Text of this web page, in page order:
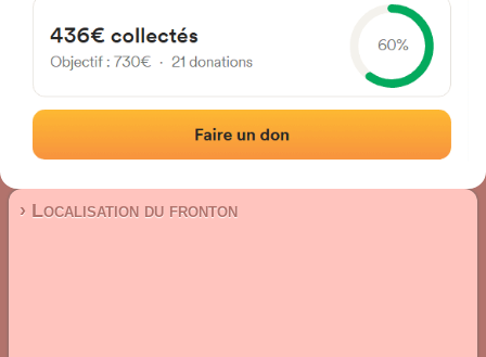
Calle de la Lglesia 12
Fronton place libre
Localisation|Photos|Commentaires et avis
› Localisation du fronton